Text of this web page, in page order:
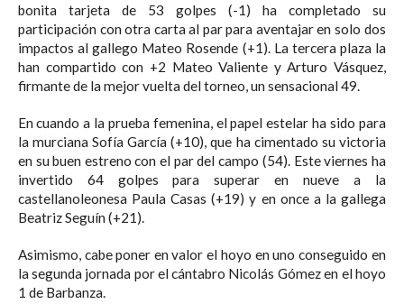
bonita tarjeta de 53 golpes (-1) ha completado su
participación con otra carta al par para aventajar en solo dos
impactos al gallego Mateo Rosende (+1). La tercera plaza la
han compartido con +2 Mateo Valiente y Arturo Vásquez,
firmante de la mejor vuelta del torneo, un sensacional 49.
En cuando a la prueba femenina, el papel estelar ha sido para
la murciana Sofía García (+10), que ha cimentado su victoria
en su buen estreno con el par del campo (54). Este viernes ha
invertido 64 golpes para superar en nueve a la
castellanoleonesa Paula Casas (+19) y en once a la gallega
Beatriz Seguín (+21).
Asimismo, cabe poner en valor el hoyo en uno conseguido en
la segunda jornada por el cántabro Nicolás Gómez en el hoyo
1 de Barbanza.